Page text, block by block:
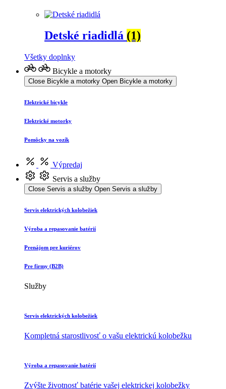
Detské riadidlá (1)
Všetky doplnky
Bicykle a motorky
Close Bicykle a motorky Open Bicykle a motorky
Elektrické bicykle
Elektrické motorky
Pomôcky na vozík
Výpredaj
Servis a služby
Close Servis a služby Open Servis a služby
Servis elektrických kolobežiek
Výroba a repasovanie batérií
Prenájom pre kuriérov
Pre firmy (B2B)
Služby
Servis elektrických kolobežiek
Kompletná starostlivosť o vašu elektrickú kolobežku
Výroba a repasovanie batérií
Zvýšte životnosť batérie vašej elektrickej kolobežky